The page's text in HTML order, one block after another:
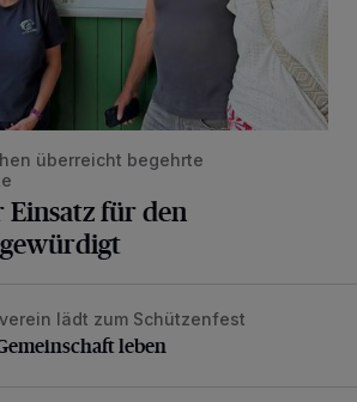
überreicht begehrte
für den
leben
lädt zum Schützenfest
leben